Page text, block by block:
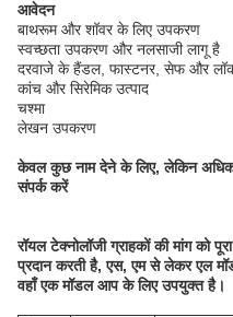
आवेदन
बाथरूम और शॉवर के लिए उपकरण
स्वच्छता उपकरण और नलसाजी लागू है
दरवाजे के हैंडल, फास्टनर, सेफ और
कांच और सिरेमिक उत्पाद
चश्मा
लेखन उपकरण
केवल कुछ नाम देने के लिए, लेकिन
संपर्क करें
रॉयल टेक्नोलॉजी ग्राहकों की मांग को
प्रदान करती है, एस, एम से लेकर एल
वहाँ एक मॉडल आप के लिए उपयुक्त है।